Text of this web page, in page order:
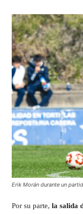
Erik Morán durante un
Por su parte, la salida